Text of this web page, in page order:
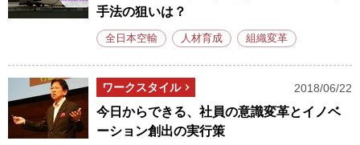
手法の狙いは？
全日本空輸 人材育成 組織変革
ワークスタイル 2018/06/22
今日からできる、社員の意識変革とイノベ
ーション創出の実行策